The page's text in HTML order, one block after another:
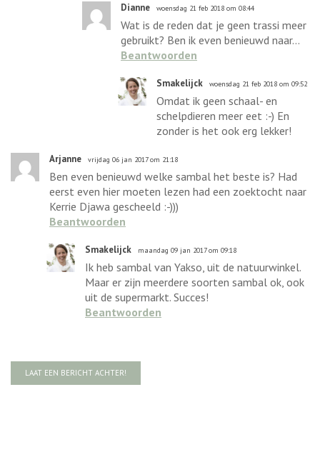
Dianne woensdag 21 feb 2018 om 08:44
Wat is de reden dat je geen trassi meer
gebruikt? Ben ik even benieuwd naar...
Beantwoorden
Smakelijck woensdag 21 feb 2018 om 09:52
Omdat ik geen schaal- en
schelpdieren meer eet :-) En
zonder is het ook erg lekker!
Arjanne vrijdag 06 jan 2017 om 21:18
Ben even benieuwd welke sambal het beste is? Had
eerst even hier moeten lezen had een zoektocht naar
Kerrie Djawa gescheeld :-)))
Beantwoorden
Smakelijck maandag 09 jan 2017 om 09:18
Ik heb sambal van Yakso, uit de natuurwinkel.
Maar er zijn meerdere soorten sambal ok, ook
uit de supermarkt. Succes!
Beantwoorden
LAAT EEN BERICHT ACHTER!